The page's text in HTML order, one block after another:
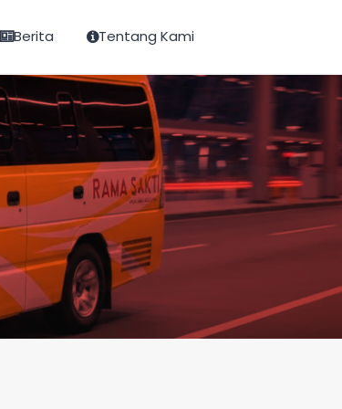
Berita Tentang Kami